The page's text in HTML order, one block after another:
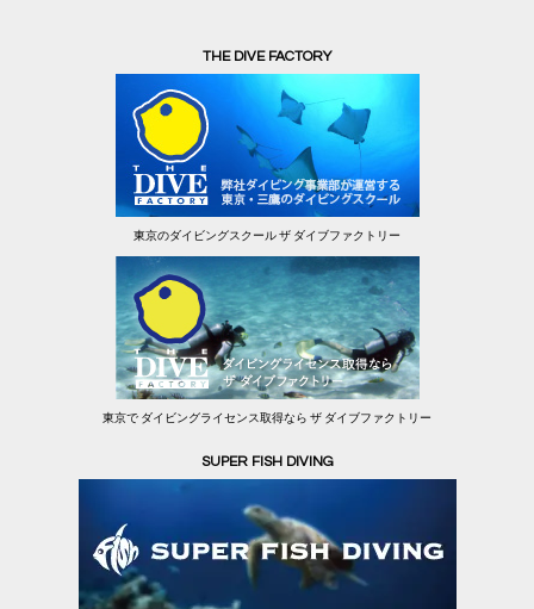
THE DIVE FACTORY
東京のダイビングスクール ザ ダイブファクトリー
東京で ダイビングライセンス取得なら ザ ダイブファクトリー
SUPER FISH DIVING